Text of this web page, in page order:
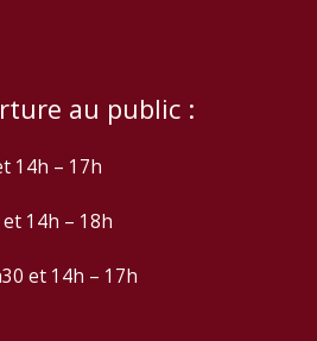
au public :
14h – 17h
14h – 18h
et 14h – 17h